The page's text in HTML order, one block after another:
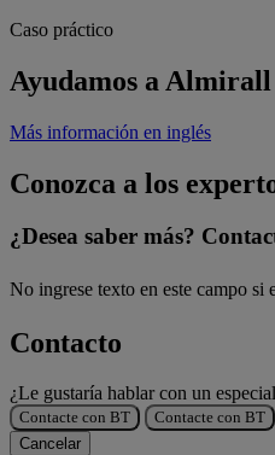
Caso práctico
Ayudamos a Almirall
Más información en inglés
Conozca a los
¿Desea saber más?
No ingrese texto en este campo si
Contacto
¿Le gustaría hablar con un
Contacte con BT
Contacte con BT
Cancelar